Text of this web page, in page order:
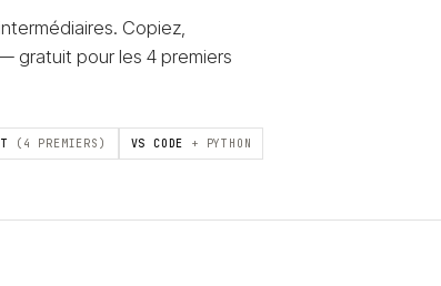
Copiez,
gratuit pour les 4 premiers
(4 PREMIERS) VS CODE + PYTHON